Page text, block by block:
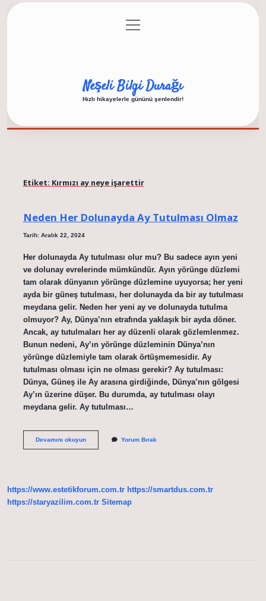
Gizlilik Politikası
menüyü
aç
Neşeli Bilgi Durağı
Hızlı hikayelerle gününü şenlendir!
Etiket: Kırmızı ay neye işarettir
Neden Her Dolunayda Ay Tutulması Olmaz
Tarih: Aralık 22, 2024
Her dolunayda Ay tutulması olur mu? Bu sadece ayın yeni
ve dolunay evrelerinde mümkündür. Ayın yörünge düzlemi
tam olarak dünyanın yörünge düzlemine uyuyorsa; her yeni
ayda bir güneş tutulması, her dolunayda da bir ay tutulması
meydana gelir. Neden her yeni ay ve dolunayda tutulma
olmuyor? Ay, Dünya’nın etrafında yaklaşık bir ayda döner.
Ancak, ay tutulmaları her ay düzenli olarak gözlemlenmez.
Bunun nedeni, Ay’ın yörünge düzleminin Dünya’nın
yörünge düzlemiyle tam olarak örtüşmemesidir. Ay
tutulması olması için ne olması gerekir? Ay tutulması:
Dünya, Güneş ile Ay arasına girdiğinde, Dünya’nın gölgesi
Ay’ın üzerine düşer. Bu durumda, ay tutulması olayı
meydana gelir. Ay tutulması…
Devamını okuyunNeden
Yorum Bırak
https://www.estetikforum.com.tr https://smartdus.com.tr
https://staryazilim.com.tr Sitemap